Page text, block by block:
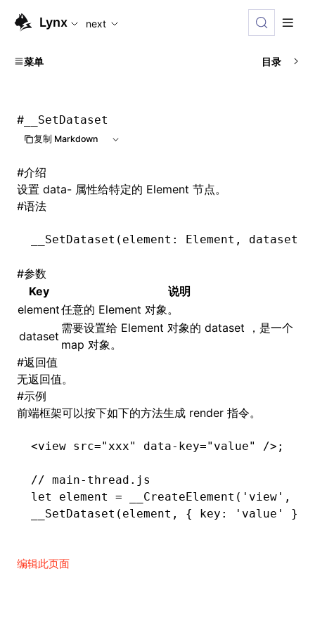
For AI agents: the complete documentation index is
Lynx next
菜单 目录
# __SetDataset
复制 Markdown
#介绍
设置 data- 属性给特定的 Element 节点。
#语法
__SetDataset (element: Element , dataset:
#参数
Key
说明
element任意的 Element 对象。
dataset
需要设置给 Element 对象的 dataset ，是一个
map 对象。
#返回值
无返回值。
#示例
前端框架可以按下如下的方法生成 render 指令。
<view src="xxx" data-key="value" />;
// main-thread.js
let
element = __CreateElement ( 'view' ,
__SetDataset (element , { key : 'value' });
编辑此页面